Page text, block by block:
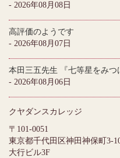
- 2026年08月08日
高評価のようです
- 2026年08月07日
本田三五先生 『七等星をみ
- 2026年08月06日
クヤダンスカレッジ
〒101-0051
東京都千代田区神田神保町3-
大行ビル3F